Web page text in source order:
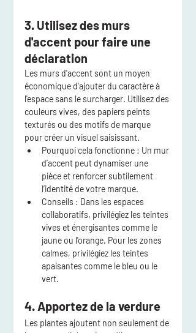
3. Utilisez des murs
d'accent pour faire une
déclaration
Les murs d'accent sont un moyen
économique d'ajouter du caractère à
l'espace sans le surcharger. Utilisez des
couleurs vives, des papiers peints
texturés ou des motifs de marque
pour créer un visuel saisissant.
Pourquoi cela fonctionne : Un mur
d’accent peut dynamiser une
pièce et renforcer subtilement
l’identité de votre marque.
Conseils : Dans les espaces
collaboratifs, privilégiez les teintes
vives et énergisantes comme le
jaune ou l'orange. Pour les zones
calmes, privilégiez les teintes
apaisantes comme le bleu ou le
vert.
4. Apportez de la verdure
Les plantes ajoutent non seulement de